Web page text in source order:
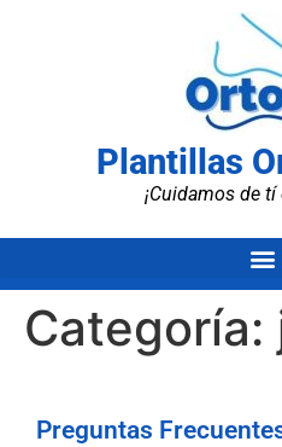
Plantillas
¡Cuidamos de
Categoría:
Preguntas